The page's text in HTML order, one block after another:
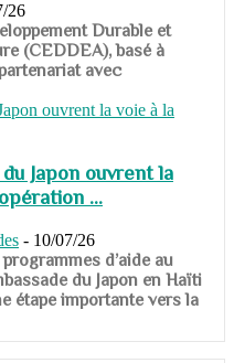
26
Durable et
(CEDDEA), basé à
avec
Japon ouvrent la
...
- 10/07/26
d’aide au
du Japon en Haïti
étape importante vers la